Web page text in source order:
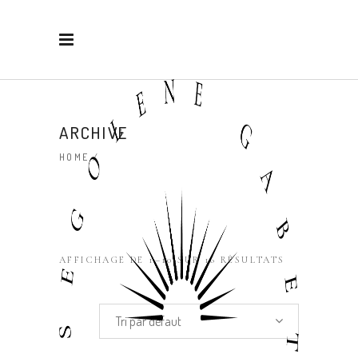
ARCHIVE
HOME /
AFFICHAGE DE 1–10 SUR 16 RÉSULTATS
Tri par défaut